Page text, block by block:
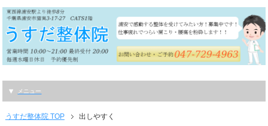
メニュー
うすだ整体院 TOP 出しやすく